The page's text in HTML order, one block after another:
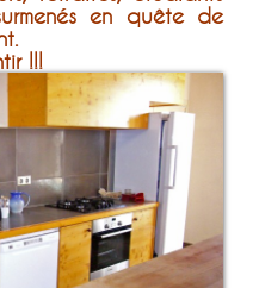
en quête de
!!!